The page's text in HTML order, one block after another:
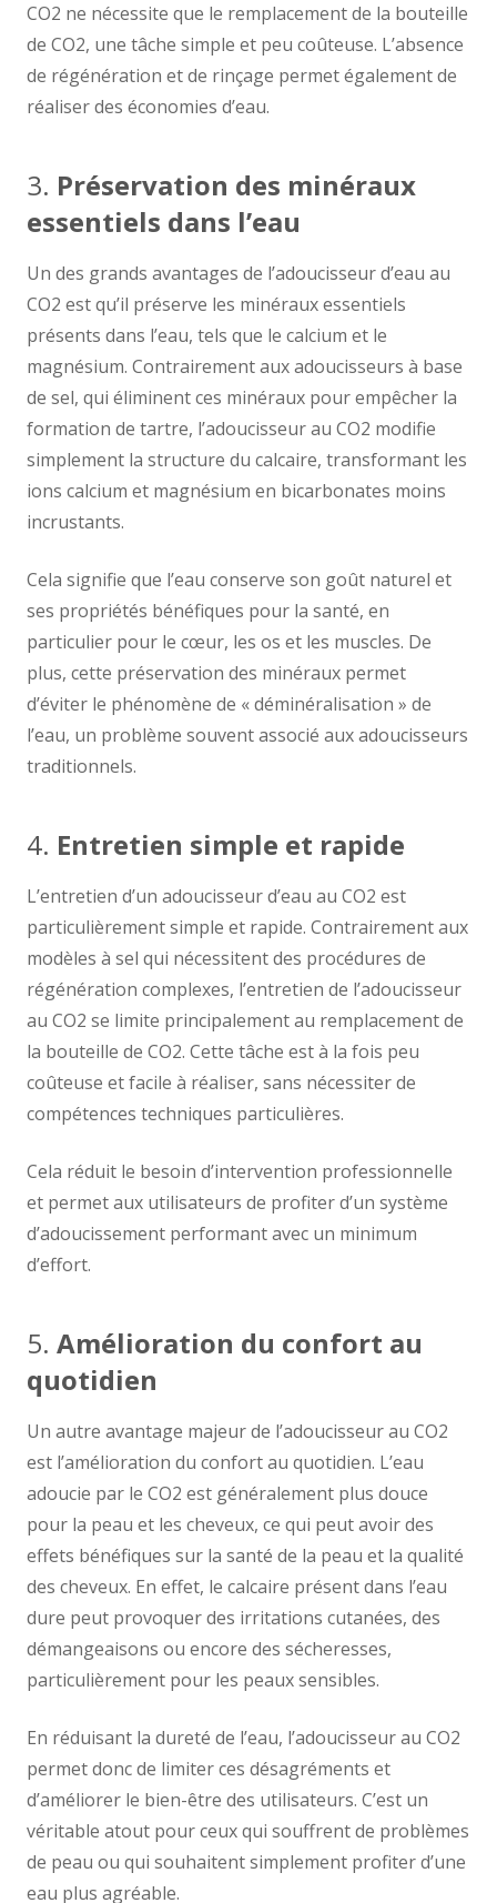
CO2 ne nécessite que le remplacement de la bouteille
de CO2, une tâche simple et peu coûteuse. L’absence
de régénération et de rinçage permet également de
réaliser des économies d’eau.
3. Préservation des minéraux
essentiels dans l’eau
Un des grands avantages de l’adoucisseur d’eau au
CO2 est qu’il préserve les minéraux essentiels
présents dans l’eau, tels que le calcium et le
magnésium. Contrairement aux adoucisseurs à base
de sel, qui éliminent ces minéraux pour empêcher la
formation de tartre, l’adoucisseur au CO2 modifie
simplement la structure du calcaire, transformant les
ions calcium et magnésium en bicarbonates moins
incrustants.
Cela signifie que l’eau conserve son goût naturel et
ses propriétés bénéfiques pour la santé, en
particulier pour le cœur, les os et les muscles. De
plus, cette préservation des minéraux permet
d’éviter le phénomène de « déminéralisation » de
l’eau, un problème souvent associé aux adoucisseurs
traditionnels.
4. Entretien simple et rapide
L’entretien d’un adoucisseur d’eau au CO2 est
particulièrement simple et rapide. Contrairement aux
modèles à sel qui nécessitent des procédures de
régénération complexes, l’entretien de l’adoucisseur
au CO2 se limite principalement au remplacement de
la bouteille de CO2. Cette tâche est à la fois peu
coûteuse et facile à réaliser, sans nécessiter de
compétences techniques particulières.
Cela réduit le besoin d’intervention professionnelle
et permet aux utilisateurs de profiter d’un système
d’adoucissement performant avec un minimum
d’effort.
5. Amélioration du confort au
quotidien
Un autre avantage majeur de l’adoucisseur au CO2
est l’amélioration du confort au quotidien. L’eau
adoucie par le CO2 est généralement plus douce
pour la peau et les cheveux, ce qui peut avoir des
effets bénéfiques sur la santé de la peau et la qualité
des cheveux. En effet, le calcaire présent dans l’eau
dure peut provoquer des irritations cutanées, des
démangeaisons ou encore des sécheresses,
particulièrement pour les peaux sensibles.
En réduisant la dureté de l’eau, l’adoucisseur au CO2
permet donc de limiter ces désagréments et
d’améliorer le bien-être des utilisateurs. C’est un
véritable atout pour ceux qui souffrent de problèmes
de peau ou qui souhaitent simplement profiter d’une
eau plus agréable.